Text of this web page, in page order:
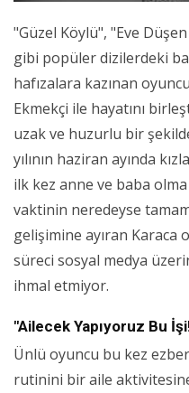
"Güzel Köylü", "Eve Düşen
gibi popüler dizilerdeki
hafızalara kazınan
Ekmekçi ile hayatını
uzak ve huzurlu bir
yılının haziran ayında
ilk kez anne ve baba
vaktinin neredeyse
gelişimine ayıran
süreci sosyal medya
ihmal etmiyor.
"Ailecek Yapıyoruz Bu
Ünlü oyuncu bu kez
rutinini bir aile